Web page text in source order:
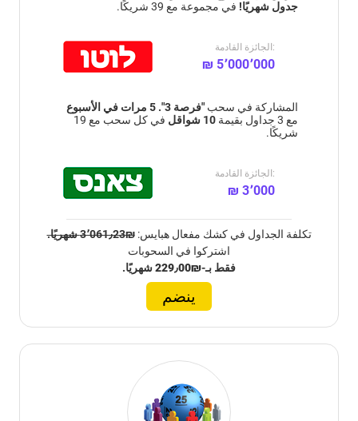
جدول شهريًا! في مجموعة مع 39 شريكًا.
الجائزة القادمة:
₪ 5٬000٬000
المشاركة في سحب "فرصة 3". 5 مرات في الأسبوع
مع 3 جداول بقيمة
10 شواقل
في كل سحب مع 19
شريكًا.
الجائزة القادمة:
₪ 3٬000
تكلفة الجداول في كشك مفعال هبايس:₪3٬061٫23 شهريًا.
اشتركوا في السحوبات
فقط بـ-₪229٫00 شهريًا.
ينضم